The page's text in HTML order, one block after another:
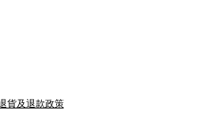
貨及退款政策